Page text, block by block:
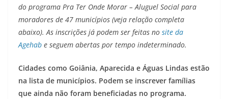
do programa Pra Ter Onde Morar – Aluguel Social para
moradores de 47 municípios (veja relação completa
abaixo). As inscrições já podem ser feitas no site da
Agehab e seguem abertas por tempo indeterminado.
Cidades como Goiânia, Aparecida e Águas Lindas estão
na lista de municípios. Podem se inscrever famílias
que ainda não foram beneficiadas no programa.